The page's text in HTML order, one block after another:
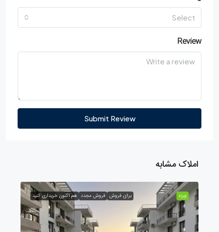
Select
Review
Submit Review
املاک مشابه
ویژه برای فروش فروش مجدد هم اکنون خریداری کنید